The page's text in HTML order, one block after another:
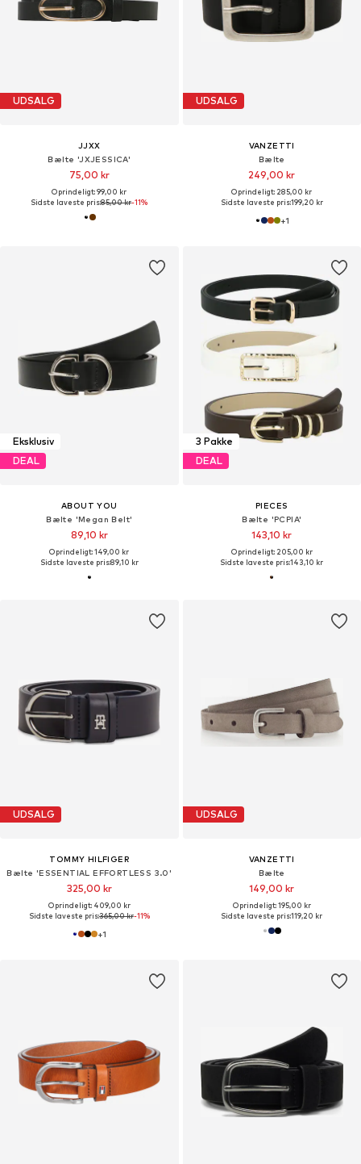
UDSALG
JJXX
Bælte 'JXJESSICA'
75,00 kr
Oprindeligt: 99,00 kr
Sidste laveste pris:85,00 kr-11%
UDSALG
VANZETTI
Bælte
249,00 kr
Oprindeligt: 285,00 kr
Sidste laveste pris:199,20 kr
+1
Eksklusiv
DEAL
ABOUT YOU
Bælte 'Megan Belt'
89,10 kr
Oprindeligt: 149,00 kr
Sidste laveste pris:89,10 kr
3 Pakke
DEAL
PIECES
Bælte 'PCPIA'
143,10 kr
Oprindeligt: 205,00 kr
Sidste laveste pris:143,10 kr
UDSALG
TOMMY HILFIGER
Bælte 'ESSENTIAL EFFORTLESS 3.0'
325,00 kr
Oprindeligt: 409,00 kr
Sidste laveste pris:365,00 kr-11%
+1
UDSALG
VANZETTI
Bælte
149,00 kr
Oprindeligt: 195,00 kr
Sidste laveste pris:119,20 kr